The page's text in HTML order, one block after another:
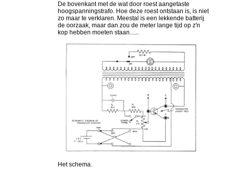
De bovenkant met de wat door roest aangetaste
hoogspanningstrafo. Hoe deze roest ontstaan is, is niet
zo maar te verklaren. Meestal is een lekkende batterij
de oorzaak, maar dan zou de meter lange tijd op z'n
kop hebben moeten staan......
Het schema.